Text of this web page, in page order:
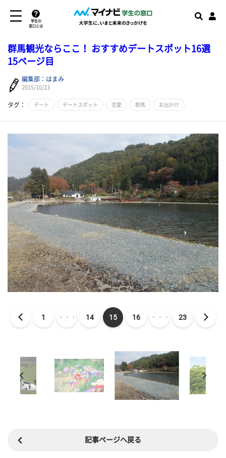
学生の
窓口とは
群馬観光ならここ！ おすすめデートスポット16選
15ページ目
編集部：はまみ
2015/10/23
タグ： デート デートスポット 恋愛 群馬 お出かけ
1 ・・・ 14 15 16 ・・・ 23
記事ページへ戻る